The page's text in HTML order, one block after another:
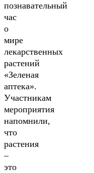
познавательный
час
о
мире
лекарственных
растений
«Зеленая
аптека».
Участникам
мероприятия
напомнили,
что
растения
–
это